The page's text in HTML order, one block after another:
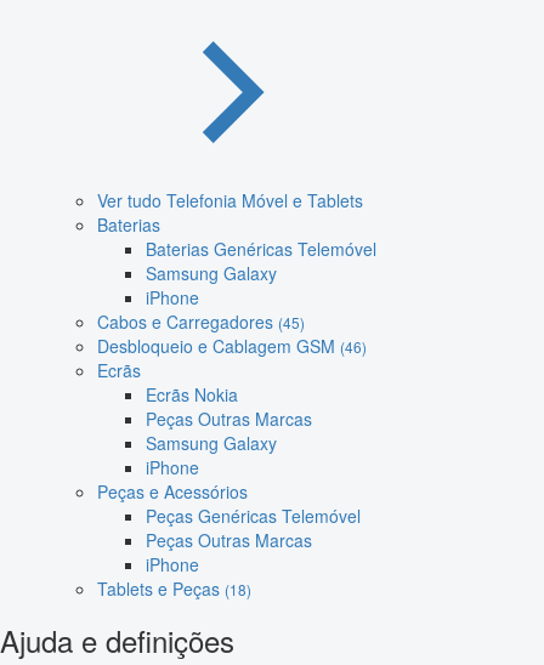
Ver tudo Telefonia Móvel e Tablets
Baterias
Baterias Genéricas Telemóvel
Samsung Galaxy
iPhone
Cabos e Carregadores (45)
Desbloqueio e Cablagem GSM (46)
Ecrãs
Ecrãs Nokia
Peças Outras Marcas
Samsung Galaxy
iPhone
Peças e Acessórios
Peças Genéricas Telemóvel
Peças Outras Marcas
iPhone
Tablets e Peças (18)
Ajuda e definições